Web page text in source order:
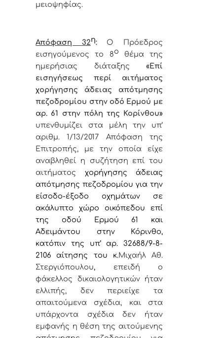
μειοψηφίας.
Απόφαση 32η: Ο Πρόεδρος
εισηγούμενος το 8ο θέμα της
ημερήσιας διάταξης «Επί
εισηγήσεως περί αιτήματος
χορήγησης άδειας απότμησης
πεζοδρομίου στην οδό Ερμού με
αρ. 61 στην πόλη της Κορίνθου»
υπενθυμίζει στα μέλη την υπ’
αριθμ. 1/13/2017 Απόφαση της
Επιτροπής, με την οποία είχε
αναβληθεί η
συζήτηση επί του
αιτήματος χορήγησης άδειας
απότμησης πεζοδρομίου για την
είσοδο-έξοδο οχημάτων σε
ακάλυπτο χώρο οικόπεδου επί
της οδού Ερμού 61 και
Αδειμάντου στην Κόρινθο,
κατόπιν της υπ’ αρ. 32688/9-8-
2106 αίτησης του κ.Μιχαήλ Αθ.
Στεργιόπουλου, επειδή ο
φάκελλος δικαιολογητικών ήταν
ελλιπής, δεν περιείχε τα
απαιτούμενα σχέδια, και στα
υπάρχοντα σχέδια δεν ήταν
εμφανής η θέση της αιτούμενης